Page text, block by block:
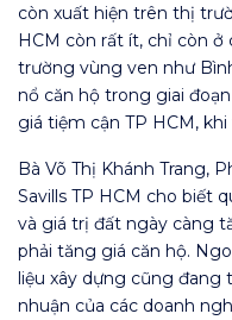
còn xuất hiện trên thị
HCM còn rất ít, chỉ còn
trường vùng ven như
nổ căn hộ trong giai
giá tiệm cận TP HCM,
Bà Võ Thị Khánh Trang,
Savills TP HCM cho biết
và giá trị đất ngày càng
phải tăng giá căn hộ.
liệu xây dựng cũng đang
nhuận của các doanh